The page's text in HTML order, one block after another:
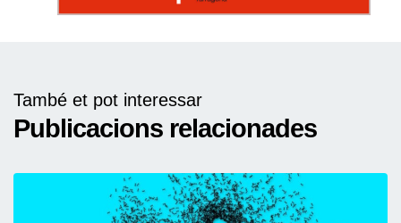
També et pot interessar
Publicacions relacionades